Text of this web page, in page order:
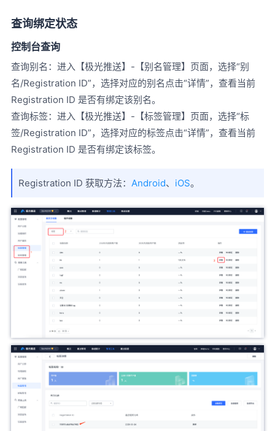
查询绑定状态
控制台查询
查询别名：进入【极光推送】-【别名管理】页面，选择“别
名/Registration ID”，选择对应的别名点击“详情”，查看当前
Registration ID 是否有绑定该别名。
查询标签：进入【极光推送】-【标签管理】页面，选择“标
签/Registration ID”，选择对应的标签点击“详情”，查看当前
Registration ID 是否有绑定该标签。
Registration ID 获取方法： Android、 iOS。